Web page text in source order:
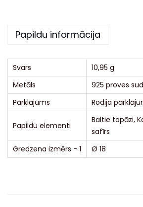
:
Papildu informācija
Svars
10,95 g
Metāls
925 proves
Pārklājums
Rodija
Papildu elementi
Baltie topāzi,
safīrs
Gredzena izmērs - 1
Ø 18